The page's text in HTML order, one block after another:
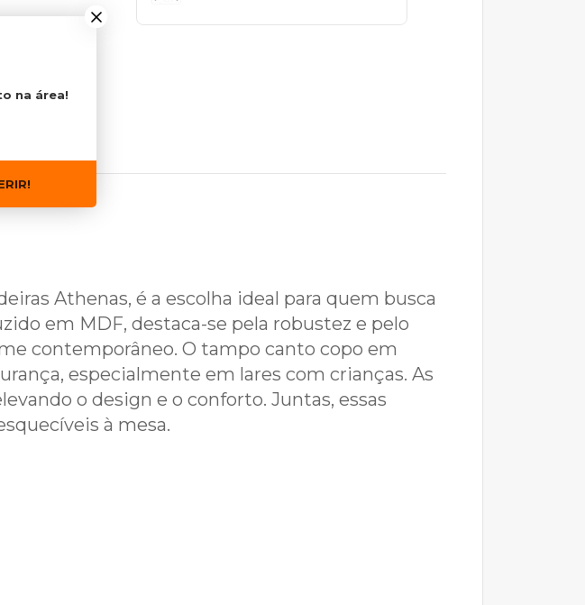
Athenas, é a escolha ideal para quem busca
em MDF, destaca-se pela robustez e pelo
contemporâneo. O tampo canto copo em
especialmente em lares com crianças. As
o design e o conforto. Juntas, essas
à mesa.
na área!